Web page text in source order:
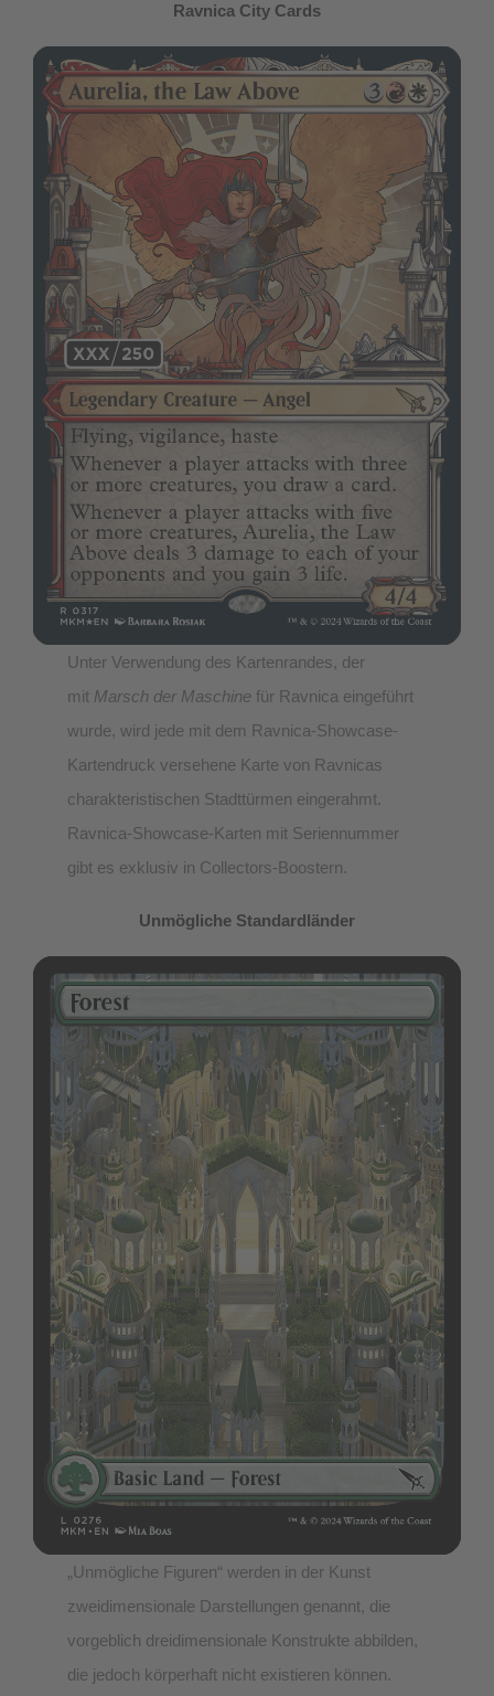
Ravnica City Cards
Unter Verwendung des Kartenrandes, der
mit Marsch der Maschine für Ravnica eingeführt
wurde, wird jede mit dem Ravnica-Showcase-
Kartendruck versehene Karte von Ravnicas
charakteristischen Stadttürmen eingerahmt.
Ravnica-Showcase-Karten mit Seriennummer
gibt es exklusiv in Collectors-Boostern.
Unmögliche Standardländer
„Unmögliche Figuren“ werden in der Kunst
zweidimensionale Darstellungen genannt, die
vorgeblich dreidimensionale Konstrukte abbilden,
die jedoch körperhaft nicht existieren können.